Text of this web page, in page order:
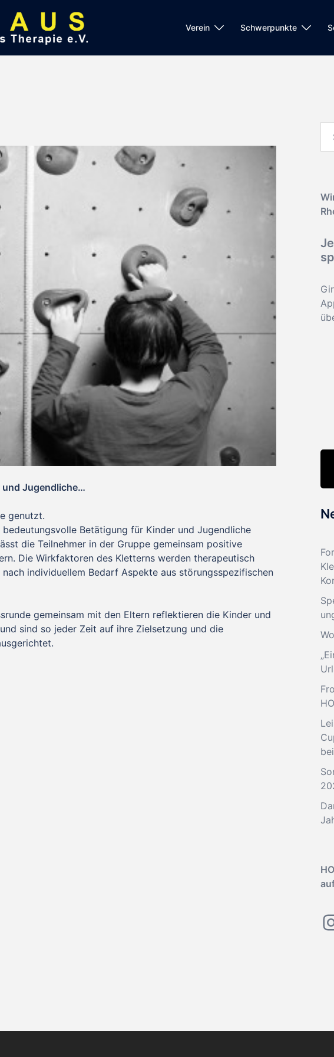
Verein Schwerpunkte
und Jugendliche…
genutzt.
Betätigung für Kinder und Jugendliche
die Teilnehmer in der Gruppe gemeinsam positive
Die Wirkfaktoren des Kletterns werden therapeutisch
individuellem Bedarf Aspekte aus störungsspezifischen
gemeinsam mit den Eltern reflektieren die Kinder und
sind so jeder Zeit auf ihre Zielsetzung und die